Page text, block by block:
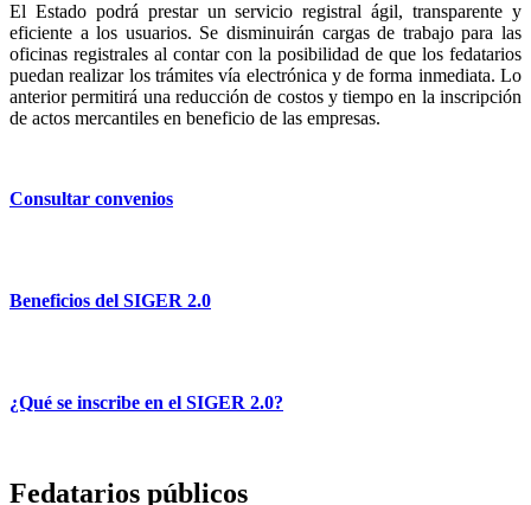
El Estado podrá prestar un servicio registral ágil, transparente y
eficiente a los usuarios. Se disminuirán cargas de trabajo para las
oficinas registrales al contar con la posibilidad de que los fedatarios
puedan realizar los trámites vía electrónica y de forma inmediata. Lo
anterior permitirá una reducción de costos y tiempo en la inscripción
de actos mercantiles en beneficio de las empresas.
Consultar convenios
Beneficios del SIGER 2.0
¿Qué se inscribe en el SIGER 2.0?
Fedatarios públicos